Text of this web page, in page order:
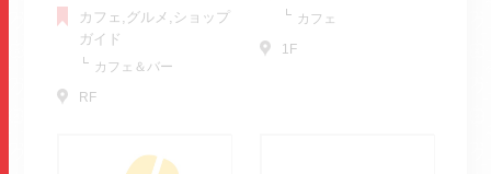
カフェ,グルメ,ショップ
ガイド
カフェ＆バー
RF
カフェ
1F